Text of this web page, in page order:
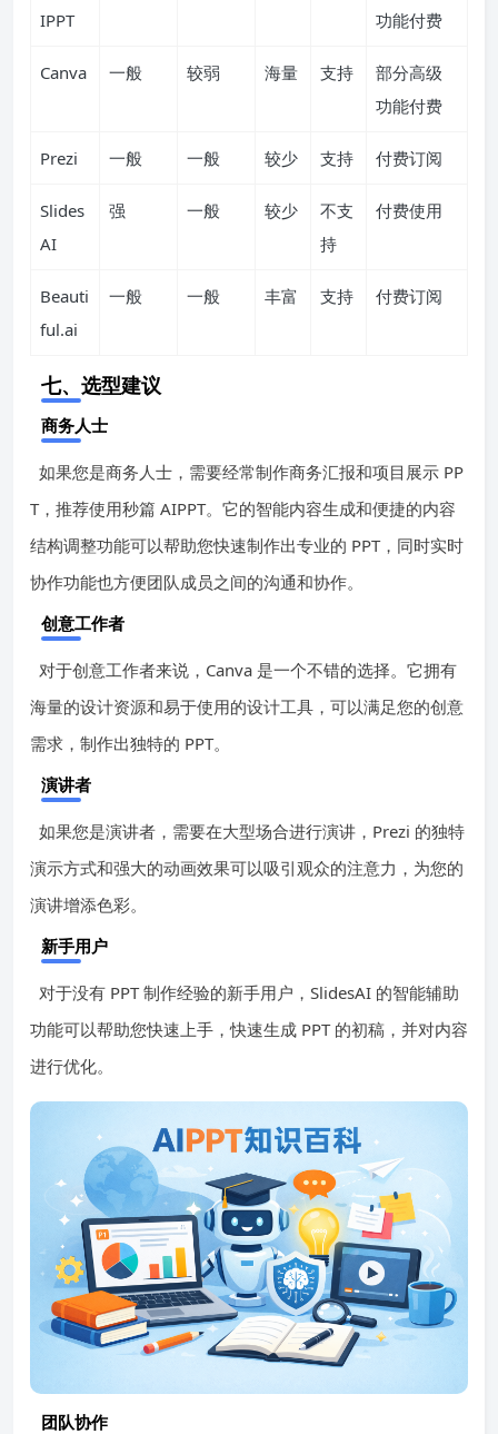
IPPT 功能付费
Canva 一般 较弱 海量 支持
部分高级
功能付费
Prezi 一般 一般 较少 支持 付费订阅
Slides
AI
强 一般 较少
不支
持
付费使用
Beauti
ful.ai
一般 一般 丰富 支持 付费订阅
七、选型建议
商务人士
如果您是商务人士，需要经常制作商务汇报和项目展示 PP
T，推荐使用秒篇 AIPPT。它的智能内容生成和便捷的内容
结构调整功能可以帮助您快速制作出专业的 PPT，同时实时
协作功能也方便团队成员之间的沟通和协作。
创意工作者
对于创意工作者来说，Canva 是一个不错的选择。它拥有
海量的设计资源和易于使用的设计工具，可以满足您的创意
需求，制作出独特的 PPT。
演讲者
如果您是演讲者，需要在大型场合进行演讲，Prezi 的独特
演示方式和强大的动画效果可以吸引观众的注意力，为您的
演讲增添色彩。
新手用户
对于没有 PPT 制作经验的新手用户，SlidesAI 的智能辅助
功能可以帮助您快速上手，快速生成 PPT 的初稿，并对内容
进行优化。
团队协作